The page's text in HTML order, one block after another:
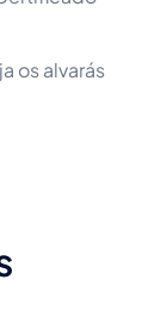
os alvarás